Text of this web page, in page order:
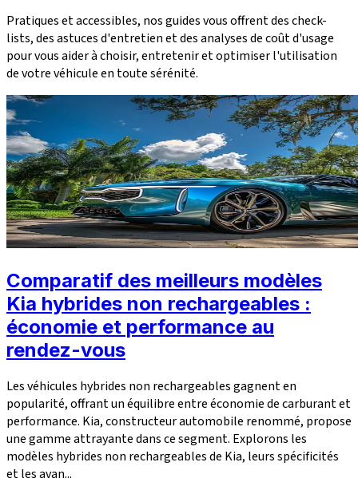
Pratiques et accessibles, nos guides vous offrent des check-
lists, des astuces d'entretien et des analyses de coût d'usage
pour vous aider à choisir, entretenir et optimiser l'utilisation
de votre véhicule en toute sérénité.
Comparatif des meilleurs modèles
Kia hybrides non rechargeables :
économie et performance au
rendez-vous
Les véhicules hybrides non rechargeables gagnent en
popularité, offrant un équilibre entre économie de carburant et
performance. Kia, constructeur automobile renommé, propose
une gamme attrayante dans ce segment. Explorons les
modèles hybrides non rechargeables de Kia, leurs spécificités
et les avan...